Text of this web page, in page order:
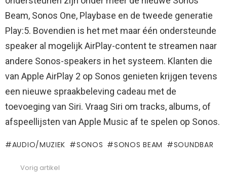
Beam, Sonos One, Playbase en de tweede generatie
Play:5. Bovendien is het met maar één ondersteunde
speaker al mogelijk AirPlay-content te streamen naar
andere Sonos-speakers in het systeem. Klanten die
van Apple AirPlay 2 op Sonos genieten krijgen tevens
een nieuwe spraakbeleving cadeau met de
toevoeging van Siri. Vraag Siri om tracks, albums, of
afspeellijsten van Apple Music af te spelen op Sonos.
AUDIO/MUZIEK SONOS SONOS BEAM SOUNDBAR
Vorig artikel